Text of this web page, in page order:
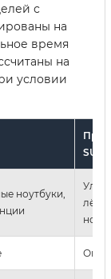
с
на
время
на
условии
ноутбуки,